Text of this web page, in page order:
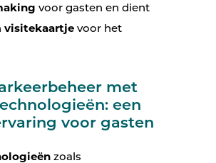
voor gasten en dient
visitekaartje voor het
met
een
voor gasten
zoals